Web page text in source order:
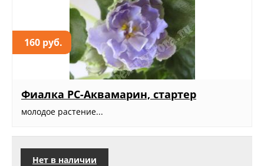
160 руб.
Фиалка РС-Аквамарин, стартер
молодое растение...
Нет в наличии